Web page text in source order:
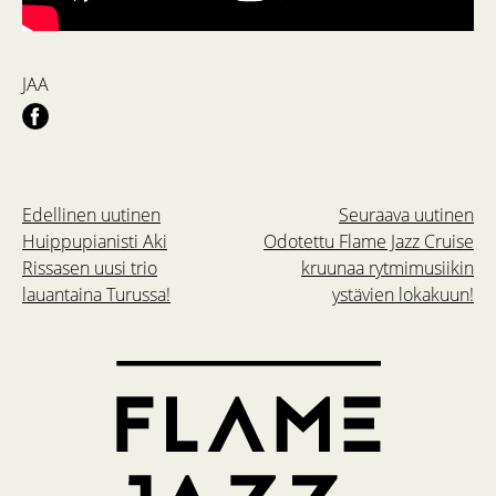
JAA
Seuraava uutinen
Odotettu Flame Jazz Cruise
kruunaa rytmimusiikin
ystävien lokakuun!
Edellinen uutinen
Huippupianisti Aki
Rissasen uusi trio
lauantaina Turussa!